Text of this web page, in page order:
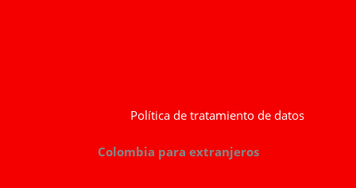
Política de tratamiento de datos
Colombia para extranjeros